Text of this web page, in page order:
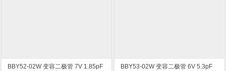
BBY52-02W 变容二极管 7V 1.85pF
BBY53-02W 变容二极管 6V 5.3pF